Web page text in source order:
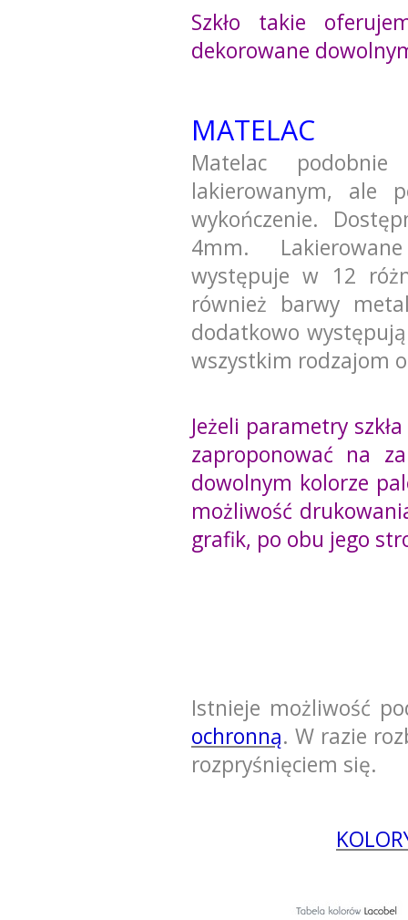
Szkło takie
dekorowane
MATELAC
Matelac
lakierowanym, ale
wykończenie.
4mm.
występuje w 12
również barwy
dodatkowo
wszystkim rodzajom
Jeżeli parametry
zaproponować na
dowolnym kolorze
możliwość
grafik, po obu jego
Istnieje możliwość
ochronną. W razie
rozpryśnięciem się.